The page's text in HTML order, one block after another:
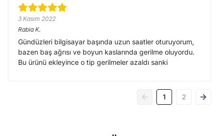
3 Kasım 2022
Rabia K.
Gündüzleri bilgisayar başında uzun saatler oturuyorum,
bazen baş ağrısı ve boyun kaslarında gerilme oluyordu.
Bu ürünü ekleyince o tip gerilmeler azaldı sanki
1 2